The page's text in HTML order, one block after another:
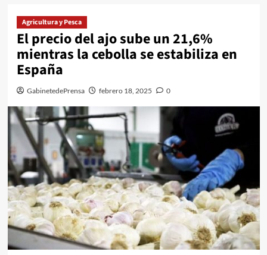
Agricultura y Pesca
El precio del ajo sube un 21,6%
mientras la cebolla se estabiliza en
España
GabinetedePrensa febrero 18, 2025 0